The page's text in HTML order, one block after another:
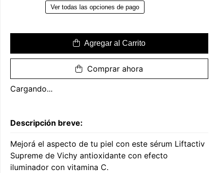
Ver todas las opciones de pago
Agregar al Carrito
Comprar ahora
Cargando...
Descripción breve:
Mejorá el aspecto de tu piel con este sérum Liftactiv
Supreme de Vichy antioxidante con efecto
iluminador con vitamina C.